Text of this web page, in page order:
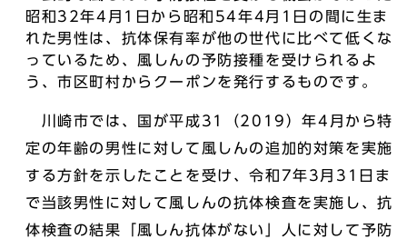
昭和32年4月1日から昭和54年4月1日の間に生ま
れた男性は、抗体保有率が他の世代に比べて低くな
っているため、風しんの予防接種を受けられるよ
う、市区町村からクーポンを発行するものです。
川崎市では、国が平成31（2019）年4月から特
定の年齢の男性に対して風しんの追加的対策を実施
する方針を示したことを受け、令和7年3月31日ま
で当該男性に対して風しんの抗体検査を実施し、抗
体検査の結果「風しん抗体がない」人に対して予防